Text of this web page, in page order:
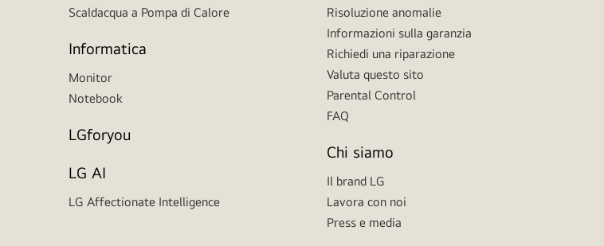
Scaldacqua a Pompa di Calore
Informatica
Monitor
Notebook
LGforyou
LG AI
LG Affectionate Intelligence
Risoluzione anomalie
Informazioni sulla garanzia
Richiedi una riparazione
Valuta questo sito
Parental Control
FAQ
Chi siamo
Il brand LG
Lavora con noi
Press e media